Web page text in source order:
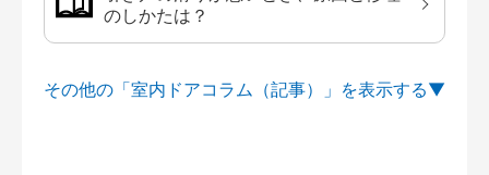
のしかたは？
その他の「室内ドアコラム（記事）」を